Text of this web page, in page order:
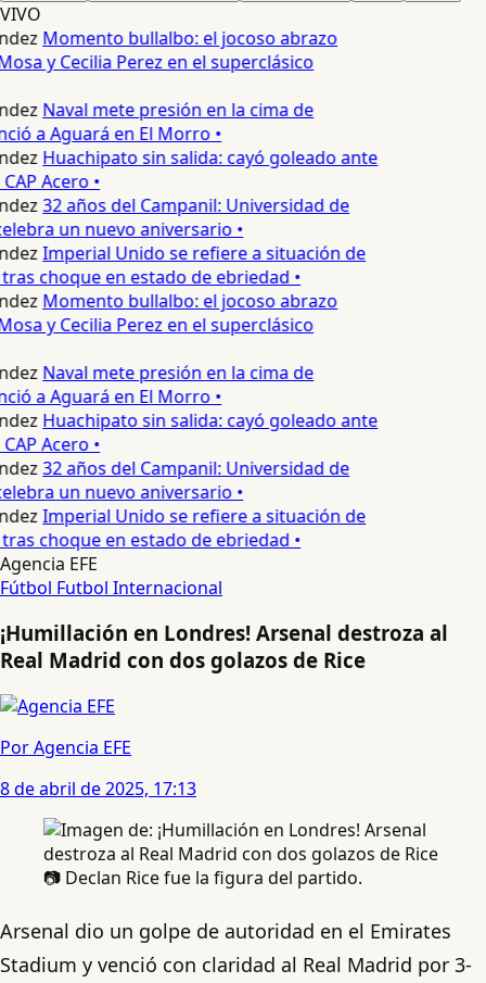
VIVO
Momento bullalbo: el jocoso abrazo
y Cecilia Perez en el superclásico
Naval mete presión en la cima de
a Aguará en El Morro •
Huachipato sin salida: cayó goleado ante
Acero •
32 años del Campanil: Universidad de
un nuevo aniversario •
Imperial Unido se refiere a situación de
choque en estado de ebriedad •
Momento bullalbo: el jocoso abrazo
y Cecilia Perez en el superclásico
Naval mete presión en la cima de
a Aguará en El Morro •
Huachipato sin salida: cayó goleado ante
Acero •
32 años del Campanil: Universidad de
un nuevo aniversario •
Imperial Unido se refiere a situación de
choque en estado de ebriedad •
Agencia EFE
Fútbol Futbol Internacional
¡Humillación en Londres! Arsenal destroza al
Real Madrid con dos golazos de Rice
Por Agencia EFE
8 de abril de 2025, 17:13
📷 Declan Rice fue la figura del partido.
Arsenal dio un golpe de autoridad en el Emirates
Stadium y venció con claridad al Real Madrid por 3-